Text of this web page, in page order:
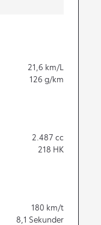
21,6 km/L
126 g/km
2.487 cc
218 HK
180 km/t
8,1 Sekunder